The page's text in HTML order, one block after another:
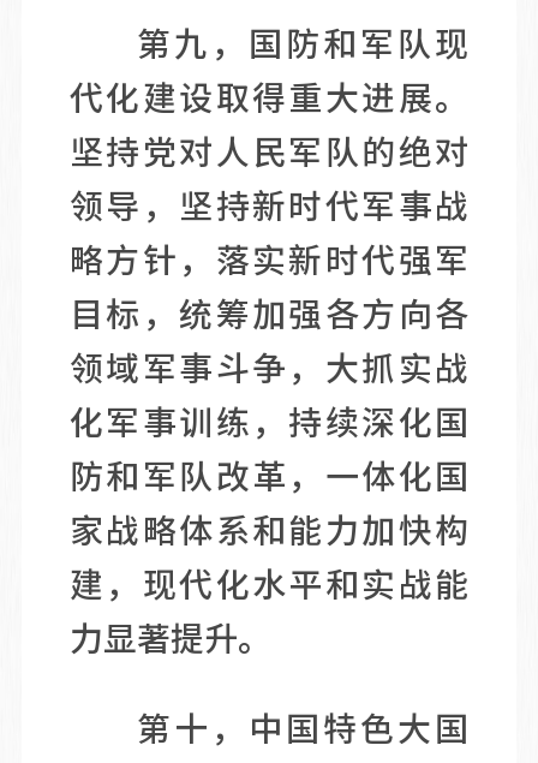
第九，国防和军队现
代化建设取得重大进展。
坚持党对人民军队的绝对
领导，坚持新时代军事战
略方针，落实新时代强军
目标，统筹加强各方向各
领域军事斗争，大抓实战
化军事训练，持续深化国
防和军队改革，一体化国
家战略体系和能力加快构
建，现代化水平和实战能
力显著提升。
第十，中国特色大国